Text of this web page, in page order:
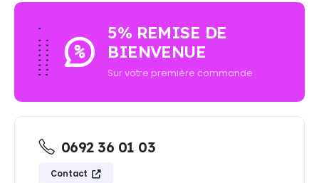
5% REMISE DE
BIENVENUE
Sur votre première commande
0692 36 01 03
Contact